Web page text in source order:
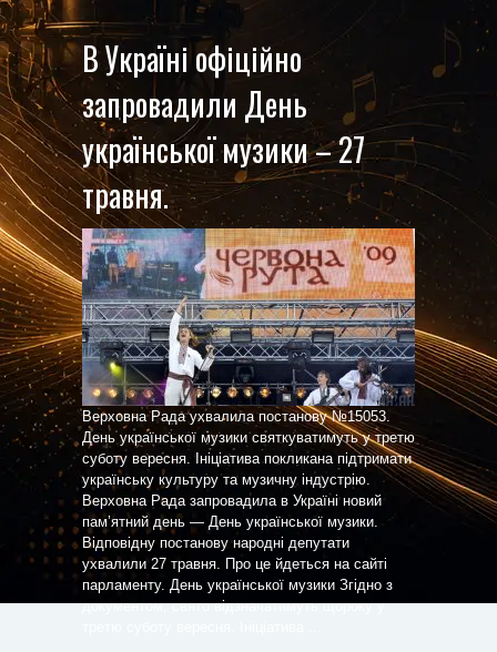
В Україні офіційно
запровадили День
української музики – 27
травня.
Верховна Рада ухвалила постанову №15053.
День української музики святкуватимуть у третю
суботу вересня. Ініціатива покликана підтримати
українську культуру та музичну індустрію.
Верховна Рада запровадила в Україні новий
пам’ятний день — День української музики.
Відповідну постанову народні депутати
ухвалили 27 травня. Про це йдеться на сайті
парламенту. День української музики Згідно з
документом, свято відзначатимуть щороку у